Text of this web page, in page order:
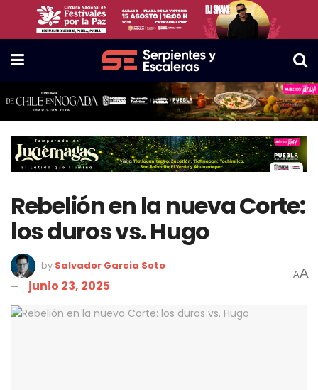
Rebelión en la nueva Corte:
los duros vs. Hugo
by Salvador Garcia Soto
junio 23, 2025
AA